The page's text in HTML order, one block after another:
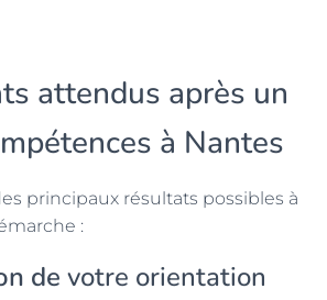
attendus après un
à Nantes
principaux résultats possibles à
:
de votre orientation